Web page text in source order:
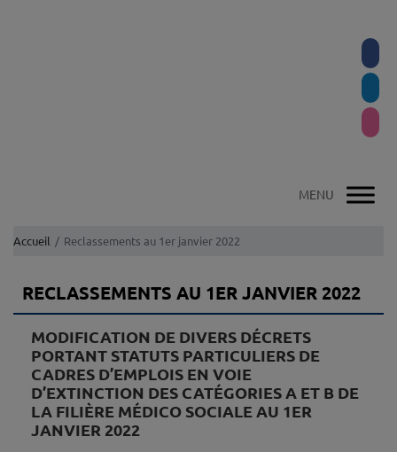
Accueil Reclassements au 1er janvier 2022
RECLASSEMENTS AU 1ER JANVIER 2022
MODIFICATION DE DIVERS DÉCRETS
PORTANT STATUTS PARTICULIERS DE
CADRES D’EMPLOIS EN VOIE
D’EXTINCTION DES CATÉGORIES A ET B DE
LA FILIÈRE MÉDICO SOCIALE AU 1ER
JANVIER 2022